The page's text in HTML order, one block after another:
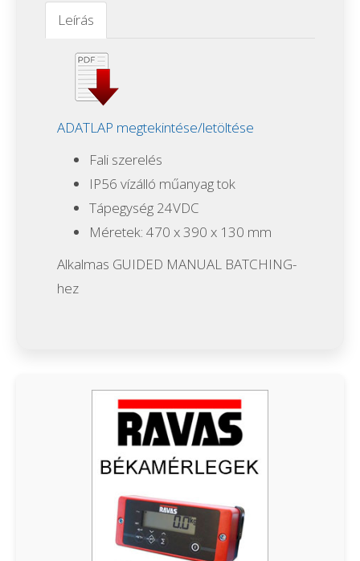
Leírás
ADATLAP megtekintése/letöltése
Fali szerelés
IP56 vízálló műanyag tok
Tápegység 24VDC
Méretek: 470 x 390 x 130 mm
Alkalmas GUIDED MANUAL BATCHING-
hez